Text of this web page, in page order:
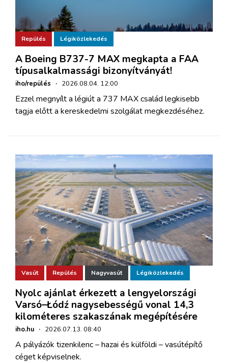
Repülés Légiközlekedés
A Boeing B737-7 MAX megkapta a FAA
típusalkalmassági bizonyítványát!
iho/repülés · 2026.08.04. 12:00
Ezzel megnyílt a légiút a 737 MAX család legkisebb
tagja előtt a kereskedelmi szolgálat megkezdéséhez.
Vasút Repülés Nagyvasút Légiközlekedés
Nyolc ajánlat érkezett a lengyelországi
Varsó–Łódź nagysebességű vonal 14,3
kilométeres szakaszának megépítésére
iho.hu · 2026.07.13. 08:40
A pályázók tizenkilenc – hazai és külföldi – vasútépítő
céget képviselnek.